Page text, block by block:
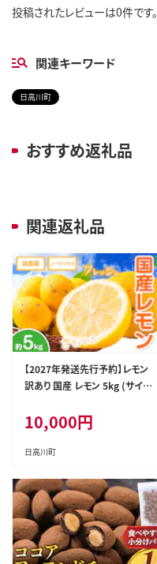
投稿されたレビューは0件です。
関連キーワード
日高川町
おすすめ返礼品
関連返礼品
【2027年発送先行予約】レモン
訳あり 国産 レモン 5kg (サイズ
坂果樹園《2027年2月上旬-5月
末頃出荷》 和歌山県 日高川町
レモン れもん 檸檬 家庭用 旬 新
容量 Lemon remon 送料無料-
--wshg_248_ac25_23_10000
_5kg---
10,000円
日高川町